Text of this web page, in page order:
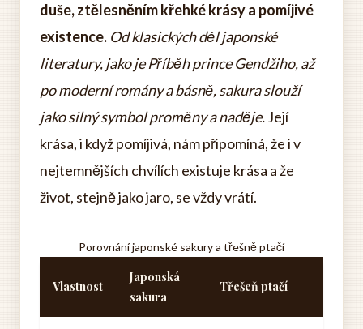
duše, ztělesněním křehké krásy a pomíjivé
existence. Od klasických děl japonské
literatury, jako je Příběh prince Gendžiho, až
po moderní romány a básně, sakura slouží
jako silný symbol proměny a naděje.Její
krása, i když pomíjivá, nám připomíná, že i v
nejtemnějších chvílích existuje krása a že
život, stejně jako jaro, se vždy vrátí.
Porovnání japonské sakury a třešně ptačí
Vlastnost
Japonská
sakura
Třešeň ptačí